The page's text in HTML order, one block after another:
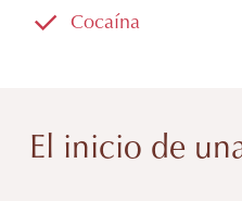
Cocaína
El inicio de